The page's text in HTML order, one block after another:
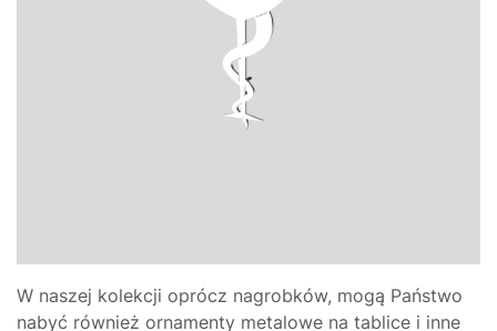
W naszej kolekcji oprócz nagrobków, mogą Państwo
nabyć również ornamenty metalowe na tablice i inne